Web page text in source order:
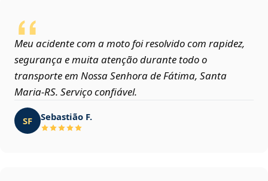
Meu acidente com a moto foi resolvido com rapidez,
segurança e muita atenção durante todo o
transporte em Nossa Senhora de Fátima, Santa
Maria‑RS. Serviço confiável.
SF Sebastião F.